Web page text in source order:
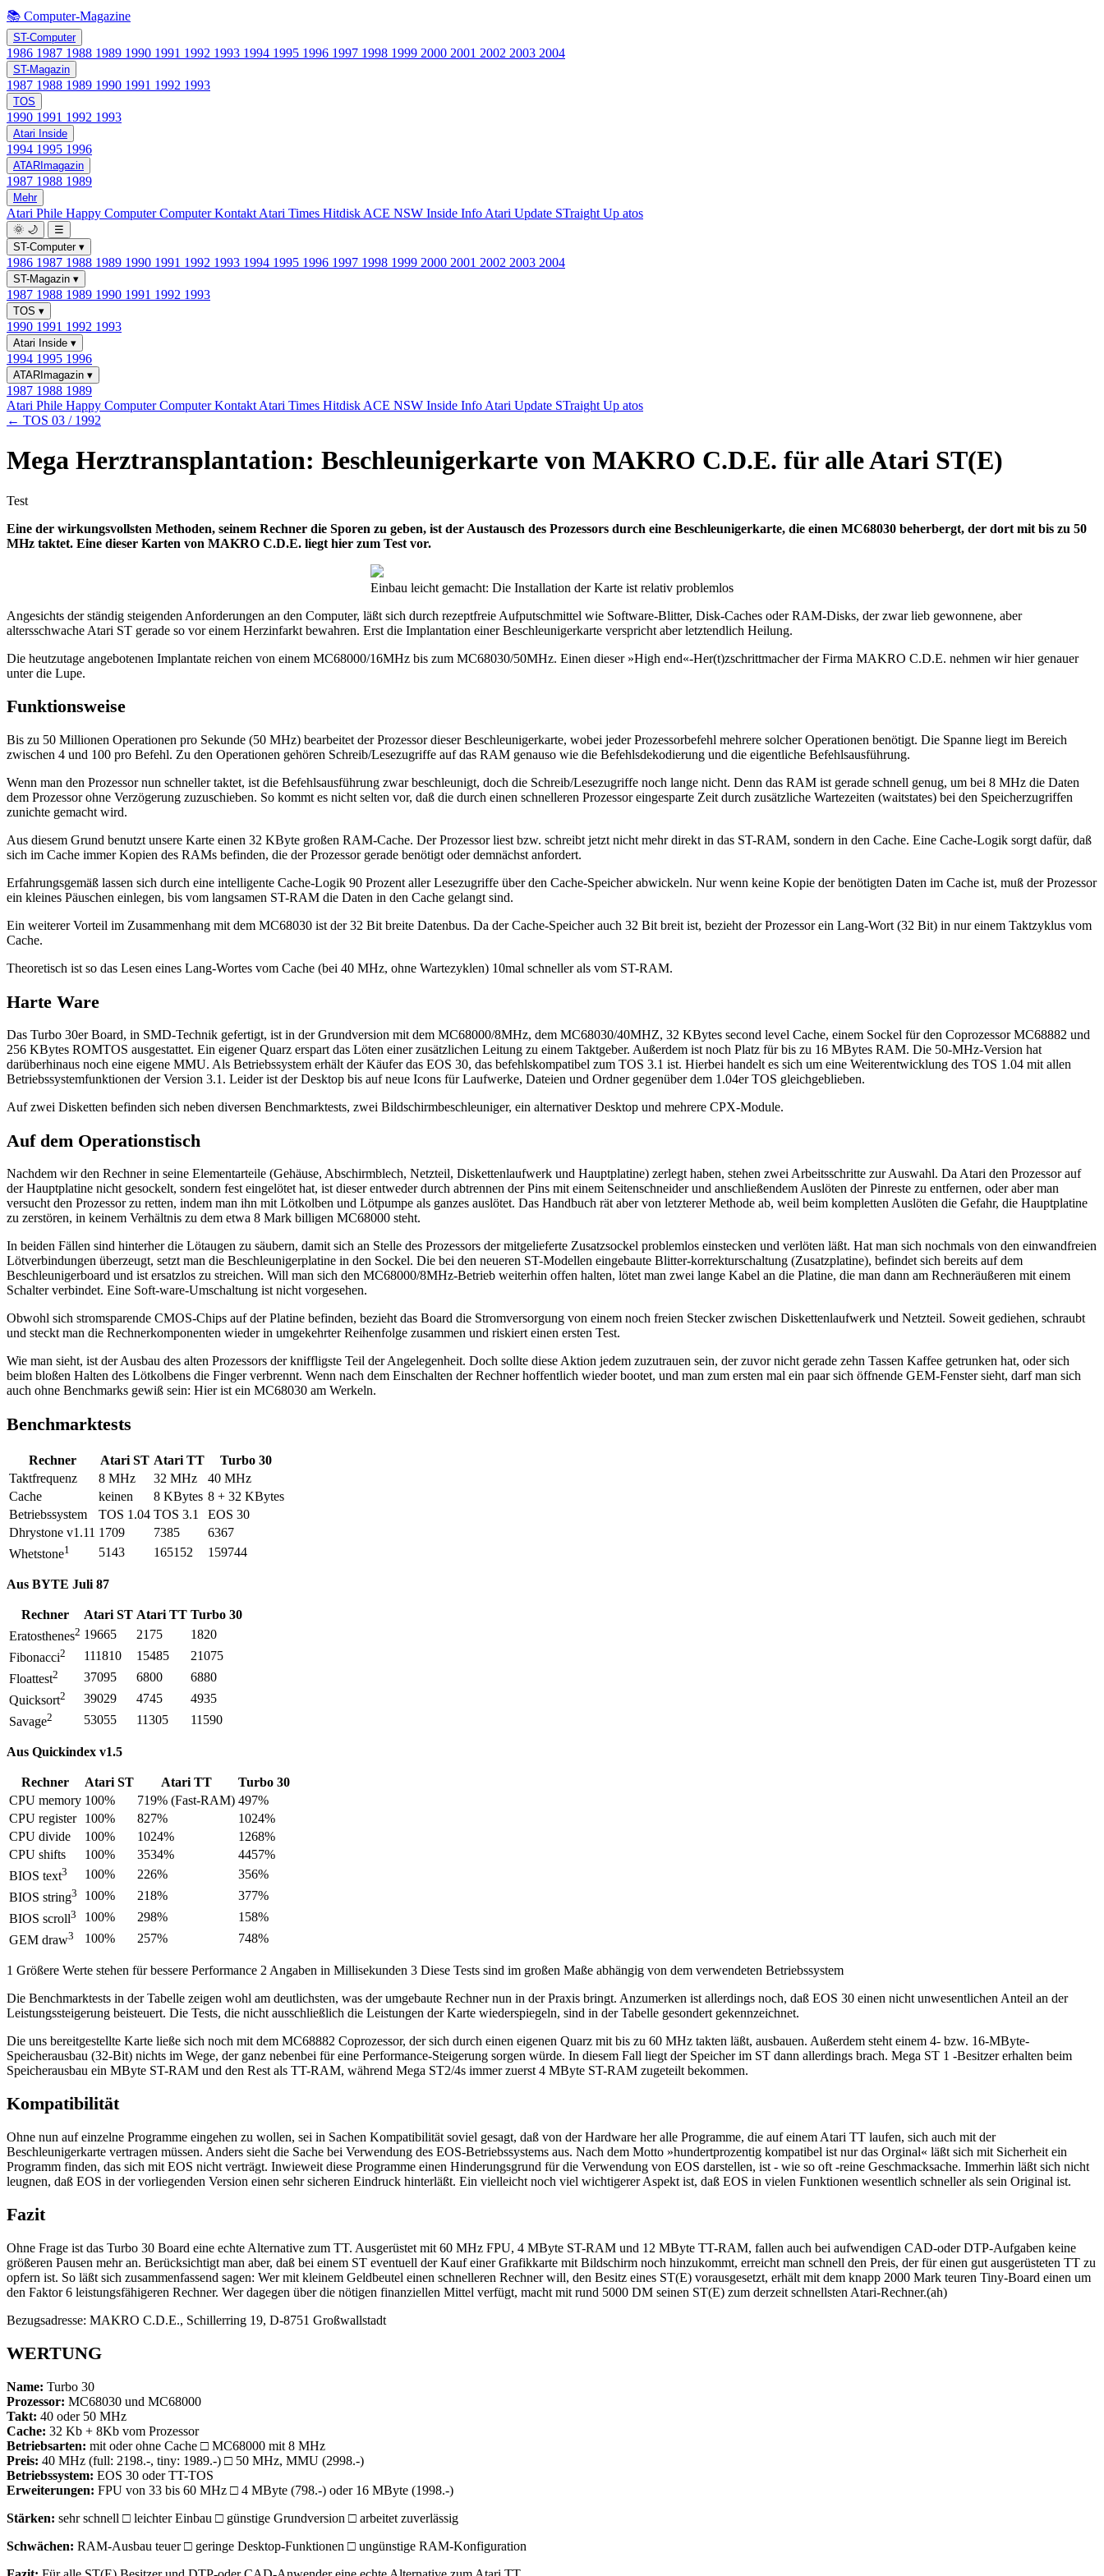
📚 Computer-Magazine
ST-Computer
1986 1987 1988 1989 1990 1991 1992 1993 1994 1995 1996 1997 1998 1999 2000 2001 2002 2003 2004
ST-Magazin
1987 1988 1989 1990 1991 1992 1993
TOS
1990 1991 1992 1993
Atari Inside
1994 1995 1996
ATARImagazin
1987 1988 1989
Mehr
Atari Phile Happy ComputerComputer Kontakt Atari Times Hitdisk ACE NSW Inside Info Atari Update STraight Up atos
🌞 🌙
☰
ST-Computer ▾
1986 1987 1988 1989 1990 1991 1992 1993 1994 1995 1996 1997 1998 1999 2000 2001 2002 2003 2004
ST-Magazin ▾
1987 1988 1989 1990 1991 1992 1993
TOS ▾
1990 1991 1992 1993
Atari Inside ▾
1994 1995 1996
ATARImagazin ▾
1987 1988 1989
Atari Phile Happy ComputerComputer Kontakt Atari Times Hitdisk ACE NSW Inside Info Atari Update STraight Up atos
← TOS 03 / 1992
Mega Herztransplantation: Beschleunigerkarte von MAKRO C.D.E. für alle Atari ST(E)
Test
Eine der wirkungsvollsten Methoden, seinem Rechner die Sporen zu geben, ist der Austausch des Prozessors durch eine Beschleunigerkarte, die einen MC68030 beherbergt, der dort mit bis zu 50
MHz taktet. Eine dieser Karten von MAKRO C.D.E. liegt hier zum Test vor.
Einbau leicht gemacht: Die Installation der Karte ist relativ problemlos
Angesichts der ständig steigenden Anforderungen an den Computer, läßt sich durch rezeptfreie Aufputschmittel wie Software-Blitter, Disk-Caches oder RAM-Disks, der zwar lieb gewonnene, aber
altersschwache Atari ST gerade so vor einem Herzinfarkt bewahren. Erst die Implantation einer Beschleunigerkarte verspricht aber letztendlich Heilung.
Die heutzutage angebotenen Implantate reichen von einem MC68000/16MHz bis zum MC68030/50MHz. Einen dieser »High end«-Her(t)zschrittmacher der Firma MAKRO C.D.E. nehmen wir hier genauer
unter die Lupe.
Funktionsweise
Bis zu 50 Millionen Operationen pro Sekunde (50 MHz) bearbeitet der Prozessor dieser Beschleunigerkarte, wobei jeder Prozessorbefehl mehrere solcher Operationen benötigt. Die Spanne liegt im Bereich
zwischen 4 und 100 pro Befehl. Zu den Operationen gehören Schreib/Lesezugriffe auf das RAM genauso wie die Befehlsdekodierung und die eigentliche Befehlsausführung.
Wenn man den Prozessor nun schneller taktet, ist die Befehlsausführung zwar beschleunigt, doch die Schreib/Lesezugriffe noch lange nicht. Denn das RAM ist gerade schnell genug, um bei 8 MHz die Daten
dem Prozessor ohne Verzögerung zuzuschieben. So kommt es nicht selten vor, daß die durch einen schnelleren Prozessor eingesparte Zeit durch zusätzliche Wartezeiten (waitstates) bei den Speicherzugriffen
zunichte gemacht wird.
Aus diesem Grund benutzt unsere Karte einen 32 KByte großen RAM-Cache. Der Prozessor liest bzw. schreibt jetzt nicht mehr direkt in das ST-RAM, sondern in den Cache. Eine Cache-Logik sorgt dafür, daß
sich im Cache immer Kopien des RAMs befinden, die der Prozessor gerade benötigt oder demnächst anfordert.
Erfahrungsgemäß lassen sich durch eine intelligente Cache-Logik 90 Prozent aller Lesezugriffe über den Cache-Speicher abwickeln. Nur wenn keine Kopie der benötigten Daten im Cache ist, muß der Prozessor
ein kleines Päuschen einlegen, bis vom langsamen ST-RAM die Daten in den Cache gelangt sind.
Ein weiterer Vorteil im Zusammenhang mit dem MC68030 ist der 32 Bit breite Datenbus. Da der Cache-Speicher auch 32 Bit breit ist, bezieht der Prozessor ein Lang-Wort (32 Bit) in nur einem Taktzyklus vom
Cache.
Theoretisch ist so das Lesen eines Lang-Wortes vom Cache (bei 40 MHz, ohne Wartezyklen) 10mal schneller als vom ST-RAM.
Harte Ware
Das Turbo 30er Board, in SMD-Technik gefertigt, ist in der Grundversion mit dem MC68000/8MHz, dem MC68030/40MHZ, 32 KBytes second level Cache, einem Sockel für den Coprozessor MC68882 und
256 KBytes ROMTOS ausgestattet. Ein eigener Quarz erspart das Löten einer zusätzlichen Leitung zu einem Taktgeber. Außerdem ist noch Platz für bis zu 16 MBytes RAM. Die 50-MHz-Version hat
darüberhinaus noch eine eigene MMU. Als Betriebssystem erhält der Käufer das EOS 30, das befehlskompatibel zum TOS 3.1 ist. Hierbei handelt es sich um eine Weiterentwicklung des TOS 1.04 mit allen
Betriebssystemfunktionen der Version 3.1. Leider ist der Desktop bis auf neue Icons für Laufwerke, Dateien und Ordner gegenüber dem 1.04er TOS gleichgeblieben.
Auf zwei Disketten befinden sich neben diversen Benchmarktests, zwei Bildschirmbeschleuniger, ein alternativer Desktop und mehrere CPX-Module.
Auf dem Operationstisch
Nachdem wir den Rechner in seine Elementarteile (Gehäuse, Abschirmblech, Netzteil, Diskettenlaufwerk und Hauptplatine) zerlegt haben, stehen zwei Arbeitsschritte zur Auswahl. Da Atari den Prozessor auf
der Hauptplatine nicht gesockelt, sondern fest eingelötet hat, ist dieser entweder durch abtrennen der Pins mit einem Seitenschneider und anschließendem Auslöten der Pinreste zu entfernen, oder aber man
versucht den Prozessor zu retten, indem man ihn mit Lötkolben und Lötpumpe als ganzes auslötet. Das Handbuch rät aber von letzterer Methode ab, weil beim kompletten Auslöten die Gefahr, die Hauptplatine
zu zerstören, in keinem Verhältnis zu dem etwa 8 Mark billigen MC68000 steht.
In beiden Fällen sind hinterher die Lötaugen zu säubern, damit sich an Stelle des Prozessors der mitgelieferte Zusatzsockel problemlos einstecken und verlöten läßt. Hat man sich nochmals von den einwandfreien
Lötverbindungen überzeugt, setzt man die Beschleunigerplatine in den Sockel. Die bei den neueren ST-Modellen eingebaute Blitter-korrekturschaltung (Zusatzplatine), befindet sich bereits auf dem
Beschleunigerboard und ist ersatzlos zu streichen. Will man sich den MC68000/8MHz-Betrieb weiterhin offen halten, lötet man zwei lange Kabel an die Platine, die man dann am Rechneräußeren mit einem
Schalter verbindet. Eine Soft-ware-Umschaltung ist nicht vorgesehen.
Obwohl sich stromsparende CMOS-Chips auf der Platine befinden, bezieht das Board die Stromversorgung von einem noch freien Stecker zwischen Diskettenlaufwerk und Netzteil. Soweit gediehen, schraubt
und steckt man die Rechnerkomponenten wieder in umgekehrter Reihenfolge zusammen und riskiert einen ersten Test.
Wie man sieht, ist der Ausbau des alten Prozessors der kniffligste Teil der Angelegenheit. Doch sollte diese Aktion jedem zuzutrauen sein, der zuvor nicht gerade zehn Tassen Kaffee getrunken hat, oder sich
beim bloßen Halten des Lötkolbens die Finger verbrennt. Wenn nach dem Einschalten der Rechner hoffentlich wieder bootet, und man zum ersten mal ein paar sich öffnende GEM-Fenster sieht, darf man sich
auch ohne Benchmarks gewiß sein: Hier ist ein MC68030 am Werkeln.
Benchmarktests
Rechner Atari ST Atari TT
Turbo 30
Taktfrequenz
8 MHz 32 MHz
40 MHz
Cache
keinen 8 KBytes 8 + 32 KBytes
Betriebssystem
TOS 1.04 TOS 3.1
EOS 30
Dhrystone v1.11 1709 7385
6367
Whetstone1 5143 165152 159744
Aus BYTE Juli 87
Rechner Atari ST Atari TT Turbo 30
Eratosthenes2 19665 2175
1820
Fibonacci2 111810 15485
21075
Floattest2 37095 6800
6880
Quicksort2 39029 4745
4935
Savage2 53055 11305 11590
Aus Quickindex v1.5
Rechner Atari ST Atari TT
Turbo 30
CPU memory 100% 719% (Fast-RAM) 497%
CPU register
100% 827%
1024%
CPU divide
100% 1024%
1268%
CPU shifts
100% 3534%
4457%
BIOS text3 100% 226%
356%
BIOS string3 100% 218%
377%
BIOS scroll3 100% 298%
158%
GEM draw3 100% 257% 748%
1 Größere Werte stehen für bessere Performance 2 Angaben in Millisekunden 3 Diese Tests sind im großen Maße abhängig von dem verwendeten Betriebssystem
Die Benchmarktests in der Tabelle zeigen wohl am deutlichsten, was der umgebaute Rechner nun in der Praxis bringt. Anzumerken ist allerdings noch, daß EOS 30 einen nicht unwesentlichen Anteil an der
Leistungssteigerung beisteuert. Die Tests, die nicht ausschließlich die Leistungen der Karte wiederspiegeln, sind in der Tabelle gesondert gekennzeichnet.
Die uns bereitgestellte Karte ließe sich noch mit dem MC68882 Coprozessor, der sich durch einen eigenen Quarz mit bis zu 60 MHz takten läßt, ausbauen. Außerdem steht einem 4- bzw. 16-MByte-
Speicherausbau (32-Bit) nichts im Wege, der ganz nebenbei für eine Performance-Steigerung sorgen würde. In diesem Fall liegt der Speicher im ST dann allerdings brach. Mega ST 1 -Besitzer erhalten beim
Speicherausbau ein MByte ST-RAM und den Rest als TT-RAM, während Mega ST2/4s immer zuerst 4 MByte ST-RAM zugeteilt bekommen.
Kompatibilität
Ohne nun auf einzelne Programme eingehen zu wollen, sei in Sachen Kompatibilität soviel gesagt, daß von der Hardware her alle Programme, die auf einem Atari TT laufen, sich auch mit der
Beschleunigerkarte vertragen müssen. Anders sieht die Sache bei Verwendung des EOS-Betriebssystems aus. Nach dem Motto »hundertprozentig kompatibel ist nur das Orginal« läßt sich mit Sicherheit ein
Programm finden, das sich mit EOS nicht verträgt. Inwieweit diese Programme einen Hinderungsgrund für die Verwendung von EOS darstellen, ist - wie so oft -reine Geschmacksache. Immerhin läßt sich nicht
leugnen, daß EOS in der vorliegenden Version einen sehr sicheren Eindruck hinterläßt. Ein vielleicht noch viel wichtigerer Aspekt ist, daß EOS in vielen Funktionen wesentlich schneller als sein Original ist.
Fazit
Ohne Frage ist das Turbo 30 Board eine echte Alternative zum TT. Ausgerüstet mit 60 MHz FPU, 4 MByte ST-RAM und 12 MByte TT-RAM, fallen auch bei aufwendigen CAD-oder DTP-Aufgaben keine
größeren Pausen mehr an. Berücksichtigt man aber, daß bei einem ST eventuell der Kauf einer Grafikkarte mit Bildschirm noch hinzukommt, erreicht man schnell den Preis, der für einen gut ausgerüsteten TT zu
opfern ist. So läßt sich zusammenfassend sagen: Wer mit kleinem Geldbeutel einen schnelleren Rechner will, den Besitz eines ST(E) vorausgesetzt, erhält mit dem knapp 2000 Mark teuren Tiny-Board einen um
den Faktor 6 leistungsfähigeren Rechner. Wer dagegen über die nötigen finanziellen Mittel verfügt, macht mit rund 5000 DM seinen ST(E) zum derzeit schnellsten Atari-Rechner.(ah)
Bezugsadresse: MAKRO C.D.E., Schillerring 19, D-8751 Großwallstadt
WERTUNG
Name: Turbo 30
Prozessor: MC68030 und MC68000
Takt: 40 oder 50 MHz
Cache: 32 Kb + 8Kb vom Prozessor
Betriebsarten: mit oder ohne Cache □ MC68000 mit 8 MHz
Preis: 40 MHz (full: 2198.-, tiny: 1989.-) □ 50 MHz, MMU (2998.-)
Betriebssystem: EOS 30 oder TT-TOS
Erweiterungen: FPU von 33 bis 60 MHz □ 4 MByte (798.-) oder 16 MByte (1998.-)
Stärken: sehr schnell □ leichter Einbau □ günstige Grundversion □ arbeitet zuverlässig
Schwächen: RAM-Ausbau teuer □ geringe Desktop-Funktionen □ ungünstige RAM-Konfiguration